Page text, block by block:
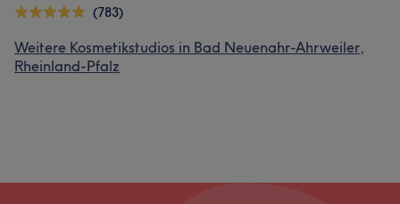
(783)
Weitere Kosmetikstudios in Bad Neuenahr-Ahrweiler,
Rheinland-Pfalz